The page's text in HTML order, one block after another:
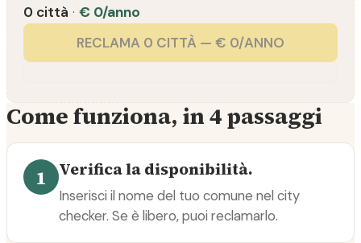
0 città · € 0/anno
RECLAMA 0 CITTÀ — € 0/ANNO
Come funziona, in 4 passaggi
1 Verifica la disponibilità.
Inserisci il nome del tuo comune nel city
checker. Se è libero, puoi reclamarlo.